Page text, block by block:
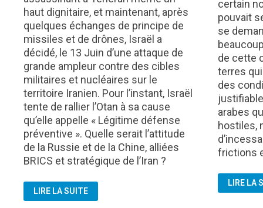
haut dignitaire, et maintenant, après
quelques échanges de principe de
missiles et de drônes, Israël a
décidé, le 13 Juin d’une attaque de
grande ampleur contre des cibles
militaires et nucléaires sur le
territoire Iranien. Pour l’instant, Israël
tente de rallier l’Otan à sa cause
qu’elle appelle « Légitime défense
préventive ». Quelle serait l’attitude
de la Russie et de la Chine, alliées
BRICS et stratégique de l’Iran ?
GUERRE
ISRAËL/OTAN
VS
LIRE LA SUITE
certain
pouvait
se
de cette
terres
des
arabes
hostiles,
frictions
DE
GAULLE
SUR
LIRE LA